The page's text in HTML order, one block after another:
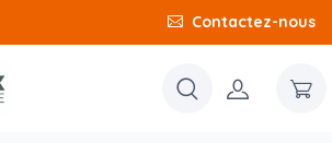
Contactez-nous